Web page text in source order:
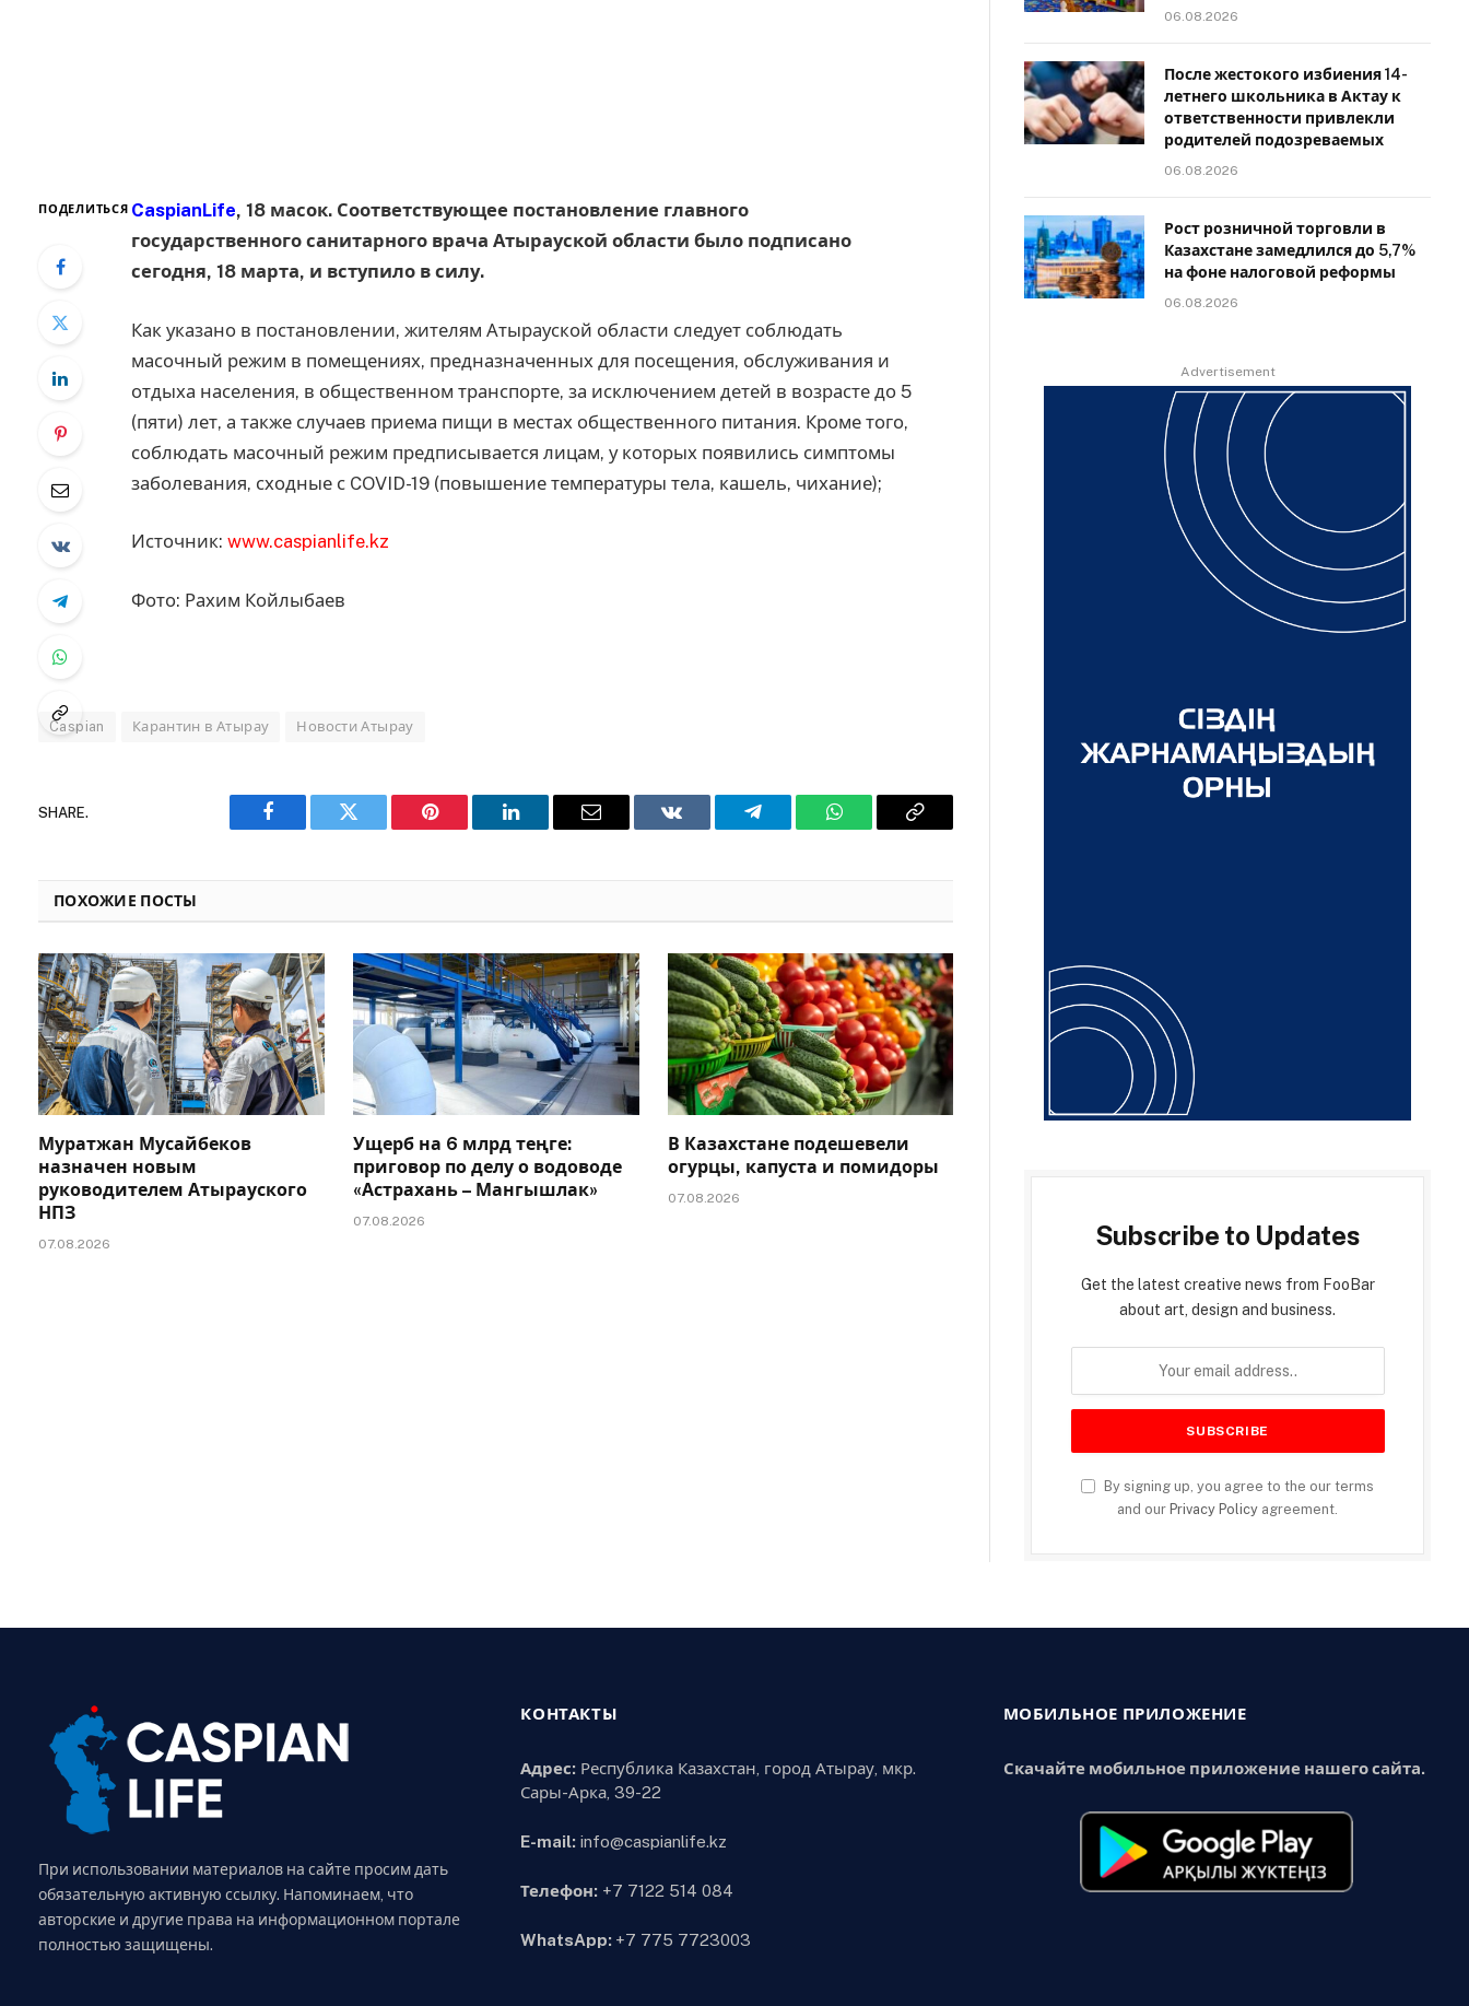
ПОДЕЛИТЬСЯ CaspianLife, 18 масок. Соответствующее постановление главного
государственного санитарного врача Атырауской области было подписано
сегодня, 18 марта, и вступило в силу.
Как указано в постановлении, жителям Атырауской области следует соблюдать
масочный режим в помещениях, предназначенных для посещения, обслуживания и
отдыха населения, в общественном транспорте, за исключением детей в возрасте до 5
(пяти) лет, а также случаев приема пищи в местах общественного питания. Кроме того,
соблюдать масочный режим предписывается лицам, у которых появились симптомы
заболевания, сходные с COVID-19 (повышение температуры тела, кашель, чихание);
Источник: www.caspianlife.kz
Фото: Рахим Койлыбаев
Caspian Карантин в Атырау Новости Атырау
SHARE.
Facebook Twitter Pinterest LinkedIn Email VKontakteTelegram WhatsAppCopy
ПОХОЖИЕ ПОСТЫ
Муратжан Мусайбеков
назначен новым
руководителем Атырауского
НПЗ
07.08.2026
Ущерб на 6 млрд теңге:
приговор по делу о водоводе
«Астрахань – Мангышлак»
07.08.2026
В Казахстане подешевели
огурцы, капуста и помидоры
07.08.2026
06.08.2026
После жестокого избиения 14-
летнего школьника в Актау к
ответственности привлекли
родителей подозреваемых
06.08.2026
Рост розничной торговли в
Казахстане замедлился до 5,7%
на фоне налоговой реформы
06.08.2026
Advertisement
Subscribe to Updates
Get the latest creative news from FooBar
about art, design and business.
By signing up, you agree to the our terms
and our Privacy Policy agreement.
При использовании материалов на сайте просим дать
обязательную активную ссылку. Напоминаем, что
авторские и другие права на информационном портале
полностью защищены.
КОНТАКТЫ
Адрес: Республика Казахстан, город Атырау, мкр.
Сары-Арка, 39-22
E-mail: info@caspianlife.kz
Телефон: +7 7122 514 084
WhatsApp: +7 775 7723003
МОБИЛЬНОЕ ПРИЛОЖЕНИЕ
Скачайте мобильное приложение нашего сайта.